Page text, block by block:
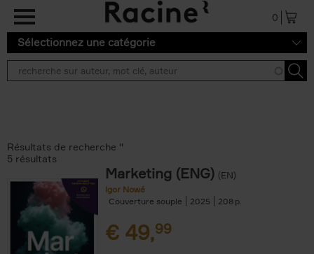
Aller au contenu principal
0
Sélectionnez une catégorie
Résultats de recherche ''
5 résultats
Marketing (ENG) (EN)
Igor Nowé
Couverture souple
2025 208
€ 49,99